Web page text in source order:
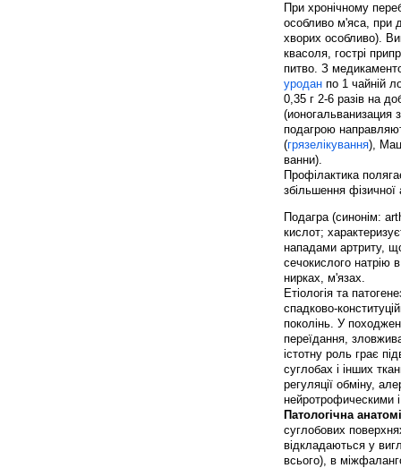
При хронічному
особливо м'яса, при
хворих особливо).
квасоля, гострі
питво. З
уродан по 1 чайній
0,35 г 2-6 разів на
(ионогальванизация
подагрою
(грязелікування),
ванни).
Профілактика
збільшення фізичної
Подагра (синонім:
кислот;
нападами артриту,
сечокислого натрію
нирках, м'язах.
Етіологія та
спадково-
поколінь. У
переїдання,
істотну роль грає
суглобах і інших
регуляції обміну,
нейротрофическими
Патологічна
суглобових
відкладаються у
всього), в